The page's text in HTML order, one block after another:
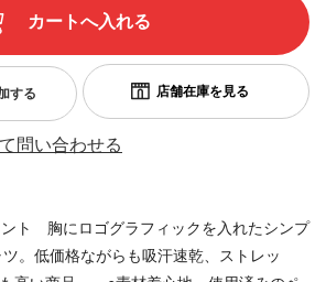
する
問い合わせる
ト 胸にロゴグラフィックを入れたシンプ
。低価格ながらも吸汗速乾、ストレッ